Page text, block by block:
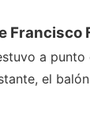
a punto
el